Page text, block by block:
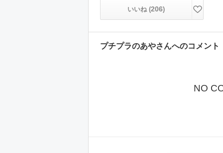
いいね (206)
プチプラのあやさんへのコメント
NO